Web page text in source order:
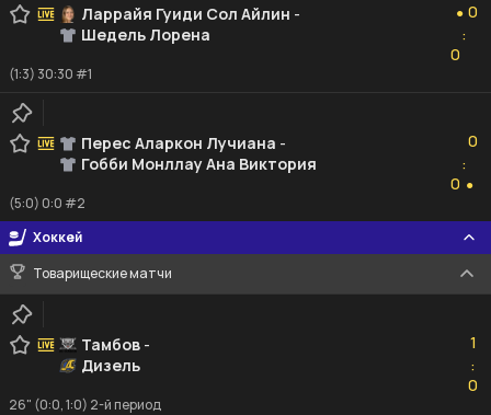
Ларрайя Гуиди Сол Айлин -
Шедель Лорена
● 0
:
0
(1:3) 30:30 #1
Перес Аларкон Лучиана -
Гобби Монллау Ана Виктория
0
:
0 ●
(5:0) 0:0 #2
Хоккей
Товарищеские матчи
Тамбов -
Дизель
1
:0
0
26" (0:0, 1:0) 2-й период